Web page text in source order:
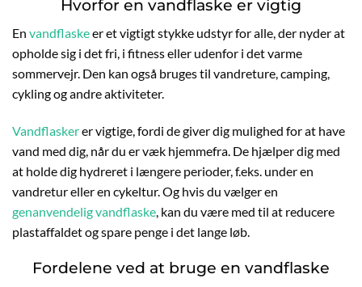
Hvorfor en vandflaske er vigtig
En vandflaskeer et vigtigt stykke udstyr for alle, der nyder at
opholde sig i det fri, i fitness eller udenfor i det varme
sommervejr. Den kan også bruges til vandreture, camping,
cykling og andre aktiviteter.
Vandflaskerer vigtige, fordi de giver dig mulighed for at have
vand med dig, når du er væk hjemmefra. De hjælper dig med
at holde dig hydreret i længere perioder, f.eks. under en
vandretur eller en cykeltur. Og hvis du vælger en
genanvendelig vandflaske , kan du være med til at reducere
plastaffaldet og spare penge i det lange løb.
Fordelene ved at bruge en vandflaske